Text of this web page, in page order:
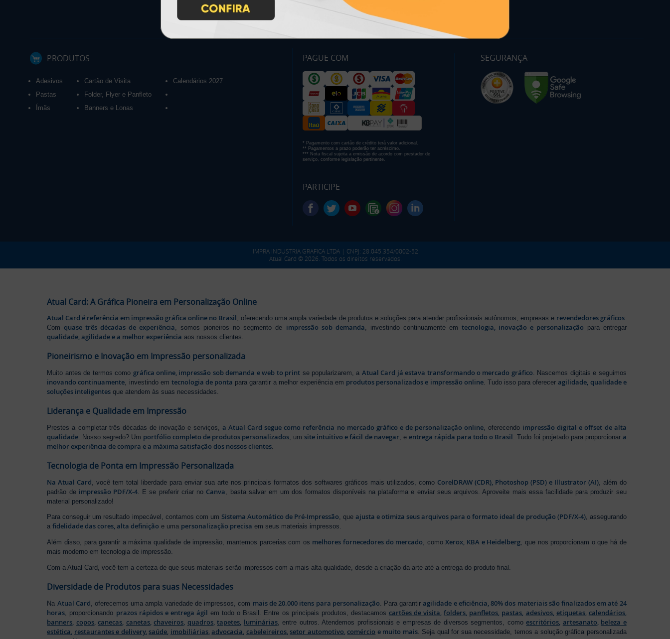
PRODUTOS
Adesivos
Pastas
Ímãs
Cartão de Visita
Folder, Flyer e Panfleto
Banners e Lonas
Calendários 2027
PAGUE COM
* Pagamento com cartão de crédito terá valor adicional.
** Pagamentos a prazo poderão ter acréscimo.
*** Nota fiscal sujeita a emissão de acordo com prestador de
serviço, conforme legislação pertinente.
PARTICIPE
SEGURANÇA
IMPRA INDUSTRIA GRAFICA LTDA | CNPJ: 28.045.354/0002-52
Atual Card © 2026. Todos os direitos reservados.
Atual Card: A Gráfica Pioneira em Personalização Online
Atual Card é referência em impressão gráfica online no Brasil, oferecendo uma ampla variedade de produtos e soluções para atender profissionais autônomos, empresas e revendedores gráficos.
Comquase três décadas de experiência, somos pioneiros no segmento de impressão sob demanda, investindo continuamente em tecnologia, inovação e personalização para entregar
qualidade, agilidade e a melhor experiência aos nossos clientes.
Pioneirismo e Inovação em Impressão personalizada
Muito antes de termos como gráfica online, impressão sob demanda e web to print se popularizarem, a Atual Card já estava transformando o mercado gráfico. Nascemos digitais e seguimos
inovando continuamente, investindo em tecnologia de ponta para garantir a melhor experiência em produtos personalizados e impressão online. Tudo isso para ofereceragilidade, qualidade e
soluções inteligentes que atendem às suas necessidades.
Liderança e Qualidade em Impressão
Prestes a completar três décadas de inovação e serviços,a Atual Card segue como referência no mercado gráfico e de personalização online , oferecendo impressão digital e offset de alta
qualidade . Nosso segredo? Um portfólio completo de produtos personalizados , um site intuitivo e fácil de navegar , e entrega rápida para todo o Brasil . Tudo foi projetado para proporcionar a
melhor experiência de compra e a máxima satisfação dos nossos clientes
Tecnologia de Ponta em Impressão Personalizada
Na Atual Card , você tem total liberdade para enviar sua arte nos principais formatos dos softwares gráficos mais utilizados, como CorelDRAW (CDR), Photoshop (PSD) e Illustrator (AI), além do
padrão de impressão PDF/X-4 . E se preferir criar no Canva , basta salvar em um dos formatos disponíveis na plataforma e enviar seus arquivos. Aproveite mais essa facilidade para produzir seu
material personalizado!
Para conseguir um resultado impecável, contamos com um Sistema Automático de Pré-Impressão, queajusta e otimiza seus arquivos para o formato ideal de produção (PDF/X-4), assegurando
afidelidade das cores, alta definição e uma personalização precisa em seus materiais impressos.
Além disso, para garantir a máxima qualidade de impressão, mantemos parcerias com os melhores fornecedores do mercado, comoXerox, KBA e Heidelberg, que nos proporcionam o que há de
mais moderno em tecnologia de impressão.
Com a Atual Card, você tem a certeza de que seus materiais serão impressos com a mais alta qualidade, desde a criação da arte até a entrega do produto final.
Diversidade de Produtos para suas Necessidades
Na Atual Card , oferecemos uma ampla variedade de impressos, com mais de 20.000 itens para personalização . Para garantiragilidade e eficiência, 80% dos materiais são finalizados em até 24
horas , proporcionando prazos rápidos e entrega ágil em todo o Brasil. Entre os principais produtos, destacamos cartões de visita,folders, panfletos, pastas, adesivos, etiquetas, calendários,
banners, copos,canecas, canetas,chaveiros, quadros,tapetes, luminárias, entre outros. Atendemos profissionais e empresas de diversos segmentos, comoescritórios, artesanato, beleza e
estética, restaurantes e delivery, saúde, imobiliárias,advocacia, cabeleireiros, setor automotivo,comércio e muito mais. Seja qual for sua necessidade, temos a solução gráfica personalizada